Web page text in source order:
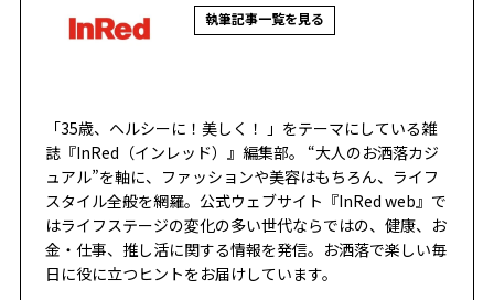
執筆記事一覧を見る
「35歳、ヘルシーに！美しく！ 」をテーマにしている雑
誌『InRed（インレッド）』編集部。 “大人のお洒落カジ
ュアル”を軸に、ファッションや美容はもちろん、ライフ
スタイル全般を網羅。公式ウェブサイト『InRed web』で
はライフステージの変化の多い世代ならではの、健康、お
金・仕事、推し活に関する情報を発信。お洒落で楽しい毎
日に役に立つヒントをお届けしています。